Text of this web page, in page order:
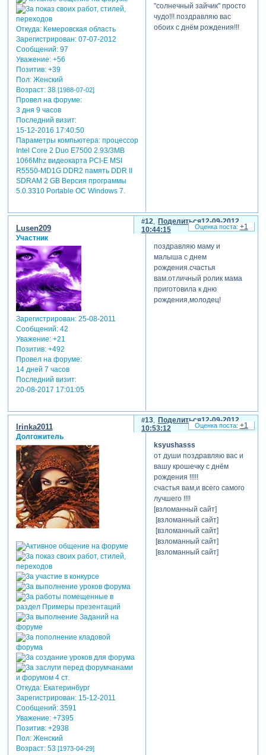
Откуда:Кемеровская область
Зарегистрирован: 07-07-2012
Сообщений:97
Уважение: +56
Позитив: +39
Пол:Женский
Возраст:38 [1988-07-02]
Провел на форуме:
3 дня 9 часов
Последний визит:
15-12-2016 17:40:50
Параметры компьютера:процессор
Intel Core 2 Duo E7500 2.93/3MB
1066Mhz видеокарта PCI-E MSI
R5550-MD1G DDR2 память DDR II
SDRAM 2 GB Версия программы
5.0.3310 Portable ОС Windows 7.
"солнечный зайчик" просто
чудо!!! поздравляю вас
обоих с днём рождения!!!
Поделиться
12
12-09-2012
10:44:15
Lusen209
Участник
Зарегистрирован: 25-08-2011
Сообщений:42
Уважение: +21
Позитив: +492
Провел на форуме:
14 дней 7 часов
Последний визит:
20-08-2017 17:01:05
поздравляю маму и
малыша с днем
рождения.счастья
вам.отличный ролик мама
приготовила к дню
рождения,молодец!
+1
Поделиться
13
12-09-2012
10:53:12
Irinka2011
Долгожитель
Откуда:Екатеринбург
Зарегистрирован: 15-12-2011
Сообщений:3591
Уважение: +7395
Позитив: +2938
Пол:Женский
Возраст:53 [1973-04-29]
ksyushasss
от души поздравляю вас и
вашу крошечку с днём
рождения !!!!!
счастья вам,и всего самого
лучшего !!!!
[взломанный сайт]
[взломанный сайт]
[взломанный сайт]
[взломанный сайт]
[взломанный сайт]
+1